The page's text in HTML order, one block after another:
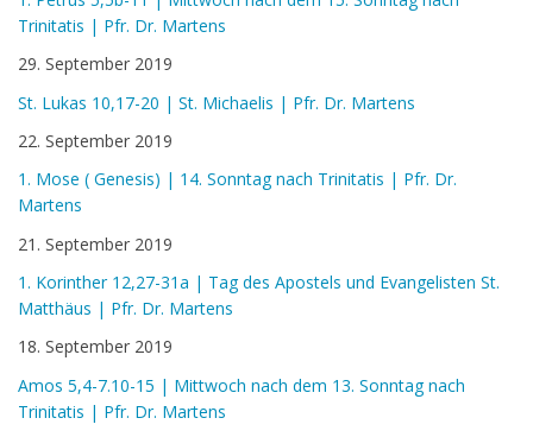
Trinitatis | Pfr. Dr. Martens
29. September 2019
St. Lukas 10,17-20 | St. Michaelis | Pfr. Dr. Martens
22. September 2019
1. Mose ( Genesis) | 14. Sonntag nach Trinitatis | Pfr. Dr.
Martens
21. September 2019
1. Korinther 12,27-31a | Tag des Apostels und Evangelisten St.
Matthäus | Pfr. Dr. Martens
18. September 2019
Amos 5,4-7.10-15 | Mittwoch nach dem 13. Sonntag nach
Trinitatis | Pfr. Dr. Martens